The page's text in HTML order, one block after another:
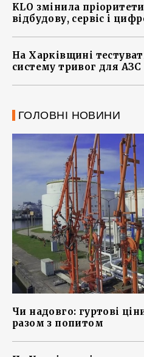
KLO змінила
відбудову, сервіс і
На Харківщині
систему тривог для АЗС
ГОЛОВНІ НОВИНИ
Чи надовго: гуртові
разом з попитом